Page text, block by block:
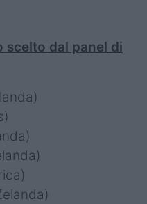
scelto dal panel di